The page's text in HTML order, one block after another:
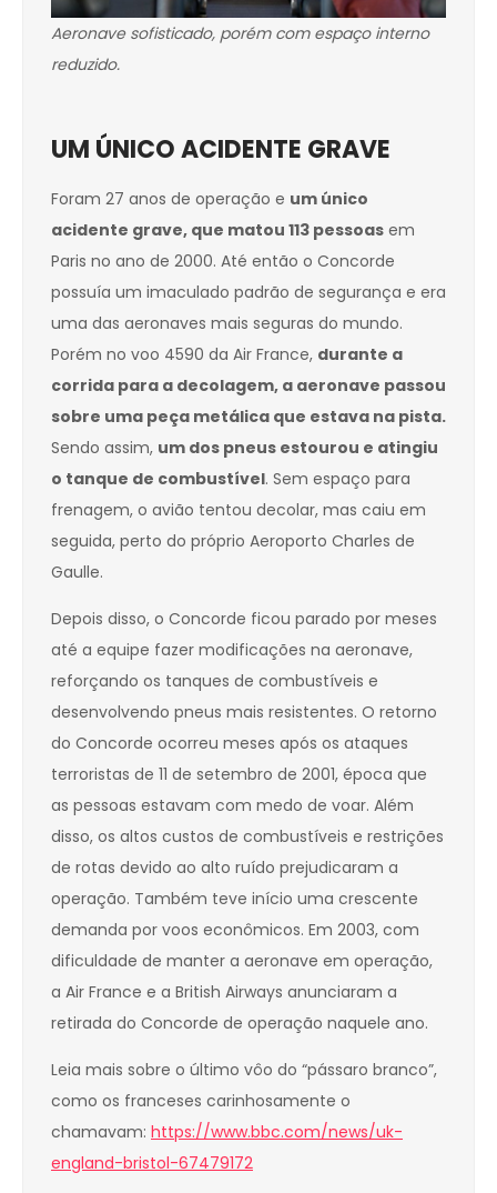
Aeronave sofisticado, porém com espaço interno
reduzido.
UM ÚNICO ACIDENTE GRAVE
Foram 27 anos de operação e um único
acidente grave, que matou 113 pessoas em
Paris no ano de 2000. Até então o Concorde
possuía um imaculado padrão de segurança e era
uma das aeronaves mais seguras do mundo.
Porém no voo 4590 da Air France, durante a
corrida para a decolagem, a aeronave passou
sobre uma peça metálica que estava na pista.
Sendo assim, um dos pneus estourou e atingiu
o tanque de combustível. Sem espaço para
frenagem, o avião tentou decolar, mas caiu em
seguida, perto do próprio Aeroporto Charles de
Gaulle.
Depois disso, o Concorde ficou parado por meses
até a equipe fazer modificações na aeronave,
reforçando os tanques de combustíveis e
desenvolvendo pneus mais resistentes. O retorno
do Concorde ocorreu meses após os ataques
terroristas de 11 de setembro de 2001, época que
as pessoas estavam com medo de voar. Além
disso, os altos custos de combustíveis e restrições
de rotas devido ao alto ruído prejudicaram a
operação. Também teve início uma crescente
demanda por voos econômicos. Em 2003, com
dificuldade de manter a aeronave em operação,
a Air France e a British Airways anunciaram a
retirada do Concorde de operação naquele ano.
Leia mais sobre o último vôo do “pássaro branco”,
como os franceses carinhosamente o
chamavam: https://www.bbc.com/news/uk-
england-bristol-67479172